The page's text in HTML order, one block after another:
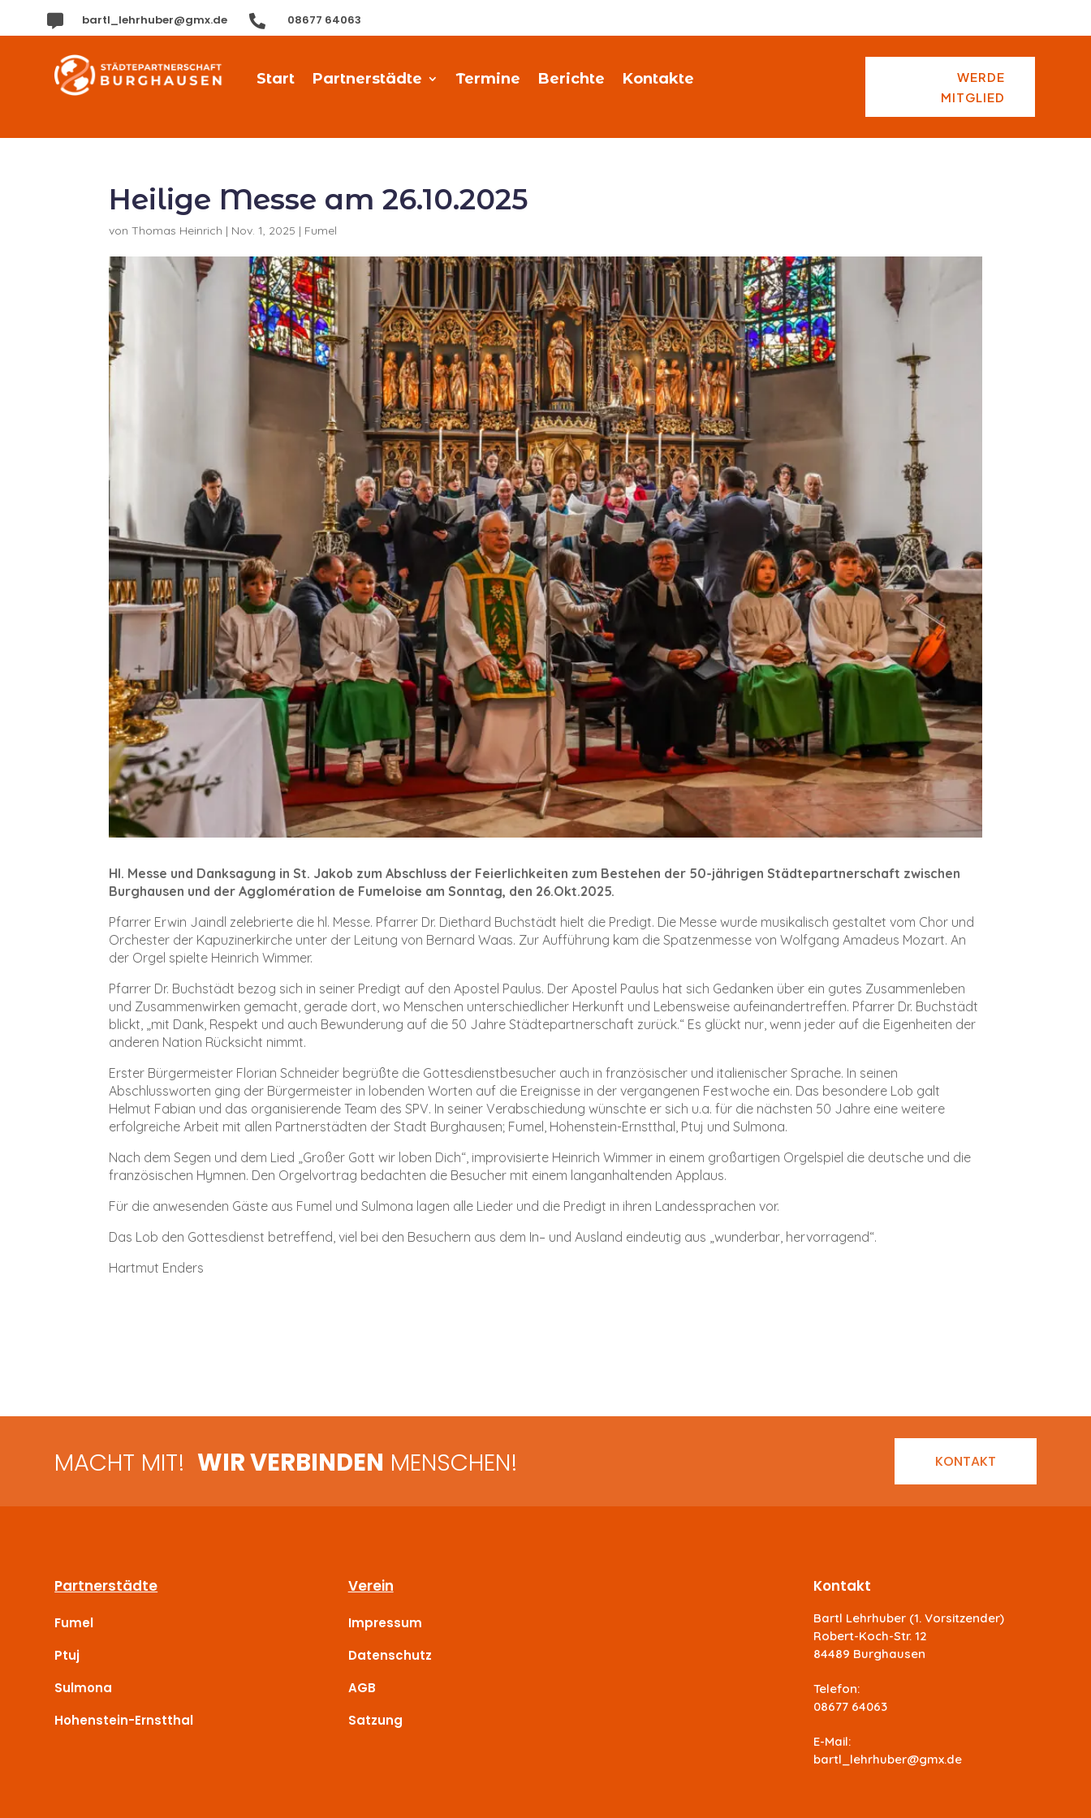
 bartl_lehrhuber@gmx.de  08677 64063
Start Partnerstädte Termine Berichte Kontakte
WERDE
MITGLIED
Heilige Messe am 26.10.2025
vonThomas Heinrich | Nov. 1, 2025 | Fumel
Hl. Messe und Danksagung in St. Jakob zum Abschluss der Feierlichkeiten zum Bestehen der 50-jährigen Städtepartnerschaft zwischen
Burghausen und der Agglomération de Fumeloise am Sonntag, den 26.Okt.2025.
Pfarrer Erwin Jaindl zelebrierte die hl. Messe. Pfarrer Dr. Diethard Buchstädt hielt die Predigt. Die Messe wurde musikalisch gestaltet vom Chor und
Orchester der Kapuzinerkirche unter der Leitung von Bernard Waas. Zur Aufführung kam die Spatzenmesse von Wolfgang Amadeus Mozart. An
der Orgel spielte Heinrich Wimmer.
Pfarrer Dr. Buchstädt bezog sich in seiner Predigt auf den Apostel Paulus. Der Apostel Paulus hat sich Gedanken über ein gutes Zusammenleben
und Zusammenwirken gemacht, gerade dort, wo Menschen unterschiedlicher Herkunft und Lebensweise aufeinandertreffen. Pfarrer Dr. Buchstädt
blickt, „mit Dank, Respekt und auch Bewunderung auf die 50 Jahre Städtepartnerschaft zurück.“ Es glückt nur, wenn jeder auf die Eigenheiten der
anderen Nation Rücksicht nimmt.
Erster Bürgermeister Florian Schneider begrüßte die Gottesdienstbesucher auch in französischer und italienischer Sprache. In seinen
Abschlussworten ging der Bürgermeister in lobenden Worten auf die Ereignisse in der vergangenen Festwoche ein. Das besondere Lob galt
Helmut Fabian und das organisierende Team des SPV. In seiner Verabschiedung wünschte er sich u.a. für die nächsten 50 Jahre eine weitere
erfolgreiche Arbeit mit allen Partnerstädten der Stadt Burghausen; Fumel, Hohenstein-Ernstthal, Ptuj und Sulmona.
Nach dem Segen und dem Lied „Großer Gott wir loben Dich“, improvisierte Heinrich Wimmer in einem großartigen Orgelspiel die deutsche und die
französischen Hymnen. Den Orgelvortrag bedachten die Besucher mit einem langanhaltenden Applaus.
Für die anwesenden Gäste aus Fumel und Sulmona lagen alle Lieder und die Predigt in ihren Landessprachen vor.
Das Lob den Gottesdienst betreffend, viel bei den Besuchern aus dem In– und Ausland eindeutig aus „wunderbar, hervorragend“.
Hartmut Enders
MACHT MIT!WIR VERBINDEN MENSCHEN! KONTAKT
Partnerstädte
Fumel
Ptuj
Sulmona
Hohenstein-Ernstthal
Verein
Impressum
Datenschutz
AGB
Satzung
Kontakt
Bartl Lehrhuber (1. Vorsitzender)
Robert-Koch-Str. 12
84489 Burghausen
Telefon:
08677 64063
E-Mail:
bartl_lehrhuber@gmx.de